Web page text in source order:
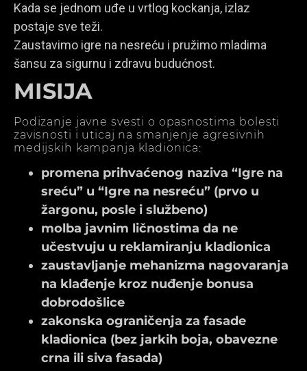
Kada se jednom uđe u vrtlog kockanja, izlaz
postaje sve teži.
Zaustavimo igre na nesreću i pružimo mladima
šansu za sigurnu i zdravu budućnost.
MISIJA
Podizanje javne svesti o opasnostima bolesti
zavisnosti i uticaj na smanjenje agresivnih
medijskih kampanja kladionica:
promena prihvaćenog naziva “Igre na
sreću” u “Igre na nesreću” (prvo u
žargonu, posle i službeno)
molba javnim ličnostima da ne
učestvuju u reklamiranju kladionica
zaustavljanje mehanizma nagovaranja
na klađenje kroz nuđenje bonusa
dobrodošlice
zakonska ograničenja za fasade
kladionica (bez jarkih boja, obavezne
crna ili siva fasada)